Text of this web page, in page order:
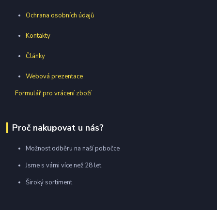
Ochrana osobních údajů
Kontakty
Články
Webová prezentace
Formulář pro vrácení zboží
Proč nakupovat u nás?
Možnost odběru na naší pobočce
Jsme s vámi více než 28 let
Široký sortiment